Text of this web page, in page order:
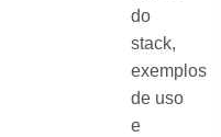
do
stack,
exemplos
de uso
e